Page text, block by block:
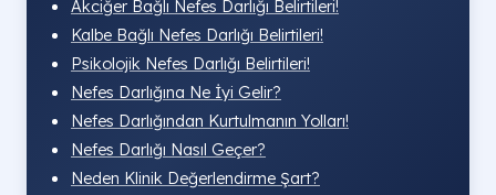
Akciğer Bağlı Nefes Darlığı Belirtileri!
Kalbe Bağlı Nefes Darlığı Belirtileri!
Psikolojik Nefes Darlığı Belirtileri!
Nefes Darlığına Ne İyi Gelir?
Nefes Darlığından Kurtulmanın Yolları!
Nefes Darlığı Nasıl Geçer?
Neden Klinik Değerlendirme Şart?